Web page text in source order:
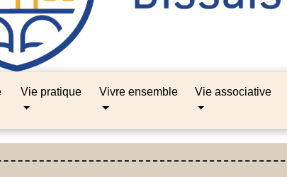
Vie pratique Vivre ensemble Vie associative